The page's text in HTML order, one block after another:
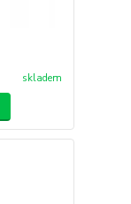
skladem